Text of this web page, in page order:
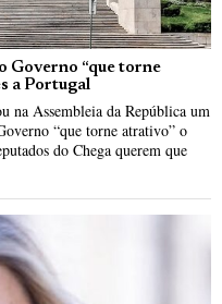
Governo “que torne
a Portugal
na Assembleia da República um
“que torne atrativo” o
do Chega querem que